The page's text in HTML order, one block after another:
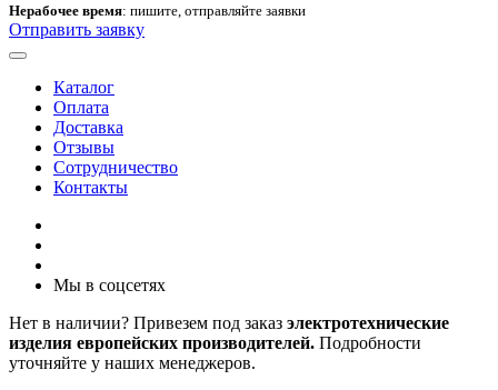
Нерабочее время: пишите, отправляйте заявки
Отправить заявку
Каталог
Оплата
Доставка
Отзывы
Сотрудничество
Контакты
Мы в соцсетях
Нет в наличии? Привезем под заказ электротехнические
изделия европейских производителей. Подробности
уточняйте у наших менеджеров.